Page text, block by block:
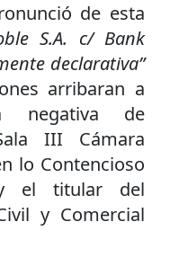
de esta
S.A. c/ Bank
declarativa”
arribaran a
negativa de
III Cámara
lo Contencioso
y el titular del
y Comercial